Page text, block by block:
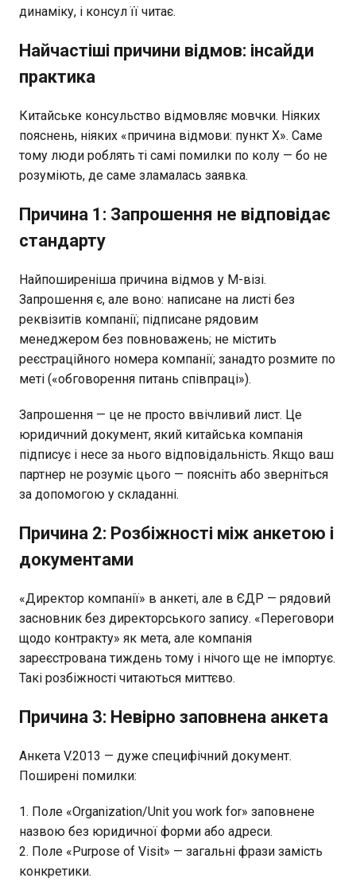
динаміку, і консул її читає.
Найчастіші причини відмов: інсайди
практика
Китайське консульство відмовляє мовчки. Ніяких
пояснень, ніяких «причина відмови: пункт X». Саме
тому люди роблять ті самі помилки по колу — бо не
розуміють, де саме зламалась заявка.
Причина 1: Запрошення не відповідає
стандарту
Найпоширеніша причина відмов у M-візі.
Запрошення є, але воно: написане на листі без
реквізитів компанії; підписане рядовим
менеджером без повноважень; не містить
реєстраційного номера компанії; занадто розмите по
меті («обговорення питань співпраці»).
Запрошення — це не просто ввічливий лист. Це
юридичний документ, який китайська компанія
підписує і несе за нього відповідальність. Якщо ваш
партнер не розуміє цього — поясніть або зверніться
за допомогою у складанні.
Причина 2: Розбіжності між анкетою і
документами
«Директор компанії» в анкеті, але в ЄДР — рядовий
засновник без директорського запису. «Переговори
щодо контракту» як мета, але компанія
зареєстрована тиждень тому і нічого ще не імпортує.
Такі розбіжності читаються миттєво.
Причина 3: Невірно заповнена анкета
Анкета V.2013 — дуже специфічний документ.
Поширені помилки:
Поле «Organization/Unit you work for» заповнене
назвою без юридичної форми або адреси.
Поле «Purpose of Visit» — загальні фрази замість
конкретики.